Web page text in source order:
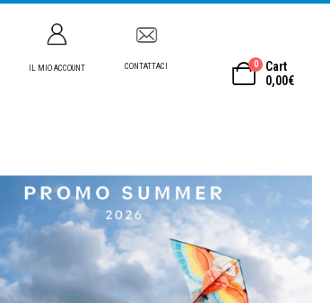
IL MIO ACCOUNT CONTATTACI 0
Cart
0,00€